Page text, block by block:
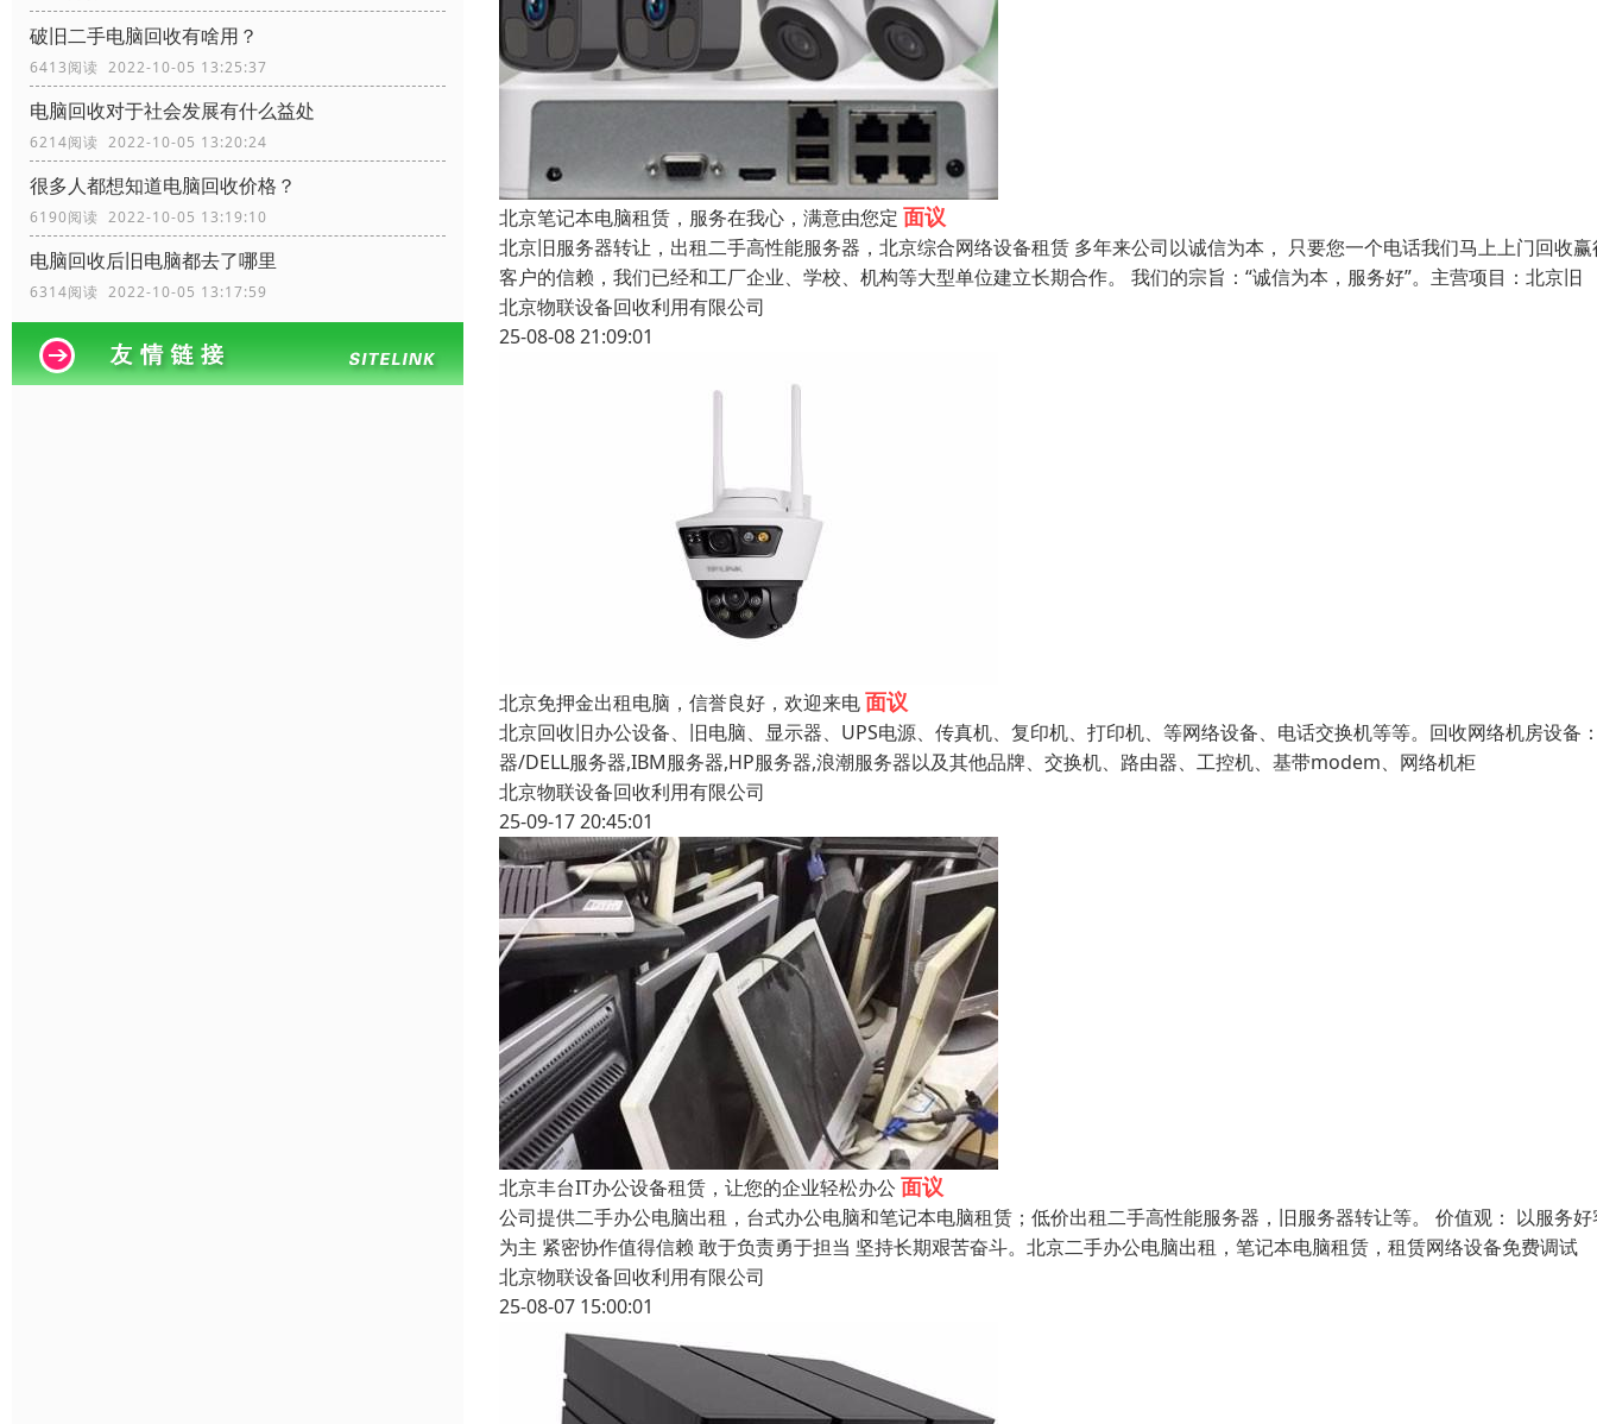
破旧二手电脑回收有啥用？
6413阅读 2022-10-05 13:25:37
电脑回收对于社会发展有什么益处
6214阅读 2022-10-05 13:20:24
很多人都想知道电脑回收价格？
6190阅读 2022-10-05 13:19:10
电脑回收后旧电脑都去了哪里
6314阅读 2022-10-05 13:17:59
北京笔记本电脑租赁，服务在我心，满意由您定 面议
北京旧服务器转让，出租二手高性能服务器，北京综合网络设备租赁 多年来公司以诚信为本， 只要您一个电话我们马上上门回收
客户的信赖，我们已经和工厂企业、学校、机构等大型单位建立长期合作。 我们的宗旨：“诚信为本，服务好”。主营项目：北京旧
北京物联设备回收利用有限公司
25-08-08 21:09:01
北京免押金出租电脑，信誉良好，欢迎来电面议
北京回收旧办公设备、旧电脑、显示器、UPS电源、传真机、复印机、打印机、等网络设备、电话交换机等等。回收网络机房设备
器/DELL服务器,IBM服务器,HP服务器,浪潮服务器以及其他品牌、交换机、路由器、工控机、基带modem、网络机柜
北京物联设备回收利用有限公司
25-09-17 20:45:01
北京丰台IT办公设备租赁，让您的企业轻松办公 面议
公司提供二手办公电脑出租，台式办公电脑和笔记本电脑租赁；低价出租二手高性能服务器，旧服务器转让等。 价值观： 以服务
为主 紧密协作值得信赖 敢于负责勇于担当 坚持长期艰苦奋斗。北京二手办公电脑出租，笔记本电脑租赁，租赁网络设备免费调试
北京物联设备回收利用有限公司
25-08-07 15:00:01